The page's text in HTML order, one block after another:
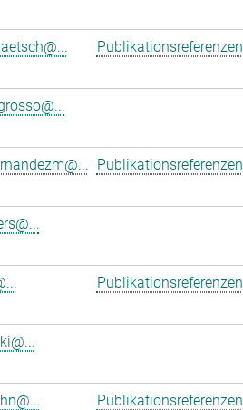
Publikationsreferenzen
Publikationsreferenzen
Publikationsreferenzen
Publikationsreferenzen